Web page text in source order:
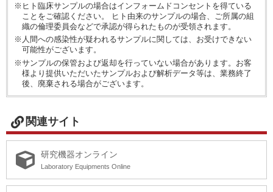
※ヒト臨床サンプルの場合はインフォームドコンセントを得ている
ことをご確認ください。 ヒト由来のサンプルの場合、ご所属の組
織の倫理委員会などで承認が得られたものが受領されます。
※人間への感染性が疑われるサンプルに関しては、お受けできない
可能性がございます。
※サンプルの保管および返却を行っていない場合があります。お客
様より提供いただいたサンプルおよび解析データ等は、業務終了
後、廃棄される場合がございます。
関連サイト
研究機器オンライン
Laboratory Equipments Online